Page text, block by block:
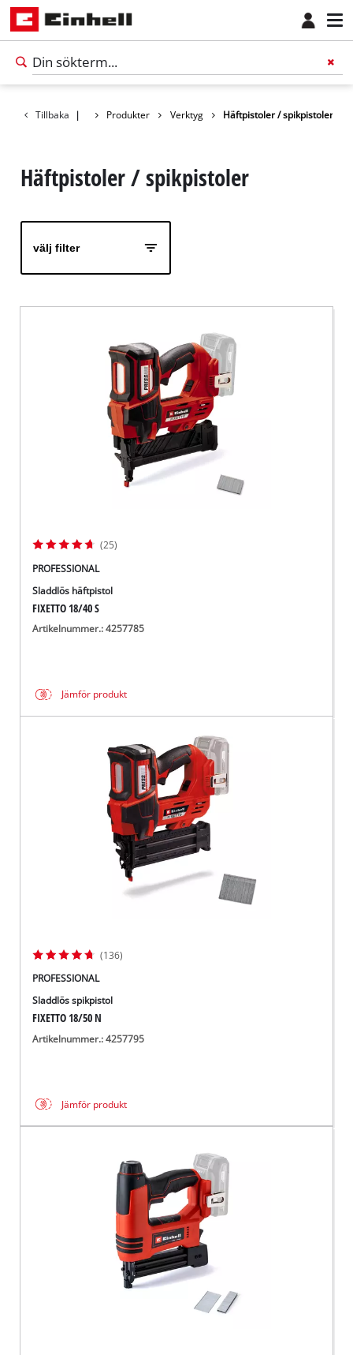
Tillbaka | Produkter Verktyg Häftpistoler / spikpistoler
Häftpistoler / spikpistoler
välj filter
(25)
PROFESSIONAL
Sladdlös häftpistol
FIXETTO 18/40 S
Artikelnummer.: 4257785
Jämför produkt
(136)
PROFESSIONAL
Sladdlös spikpistol
FIXETTO 18/50 N
Artikelnummer.: 4257795
Jämför produkt